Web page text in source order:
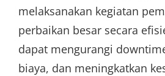
melaksanakan kegiatan
perbaikan besar secara
dapat mengurangi
biaya, dan meningkatkan